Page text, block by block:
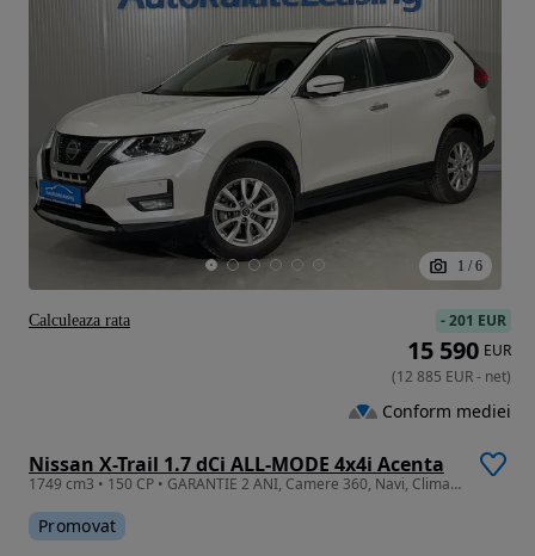
1 / 6
Nissan X-Trail 1.7 dCi ALL-MODE 4x4i Acenta
1749 cm3 • 150 CP • GARANTIE 2 ANI, Camere 360, Navi, Clima, Pilot automat
Promovat
-201 EUR
15 590 EUR
(12 885 EUR- net)
Conform mediei
Calculeaza rata